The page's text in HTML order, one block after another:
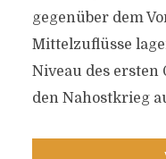
gegenüber dem
Mittelzuflüsse
Niveau des
den Nahostkrieg